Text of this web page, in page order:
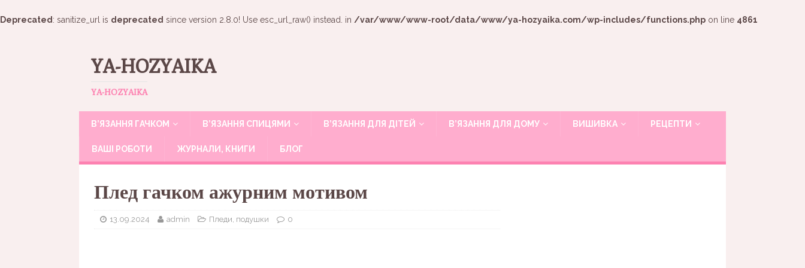
Deprecated : sanitize_url is deprecated since version 2.8.0! Use esc_url_raw() instead. in /var/www/www-root/data/www/ya-hozyaika.com/wp-includes/functions.php on line 4861
YA-HOZYAIKA
YA-HOZYAIKA
В’ЯЗАННЯ ГАЧКОМ В’ЯЗАННЯ СПИЦЯМИ В’ЯЗАННЯ ДЛЯ ДІТЕЙ В’ЯЗАННЯ ДЛЯ ДОМУ ВИШИВКА РЕЦЕПТИ
ВАШІ РОБОТИ ЖУРНАЛИ, КНИГИ БЛОГ
Плед гачком ажурним мотивом
13.09.2024 admin Пледи, подушки 0